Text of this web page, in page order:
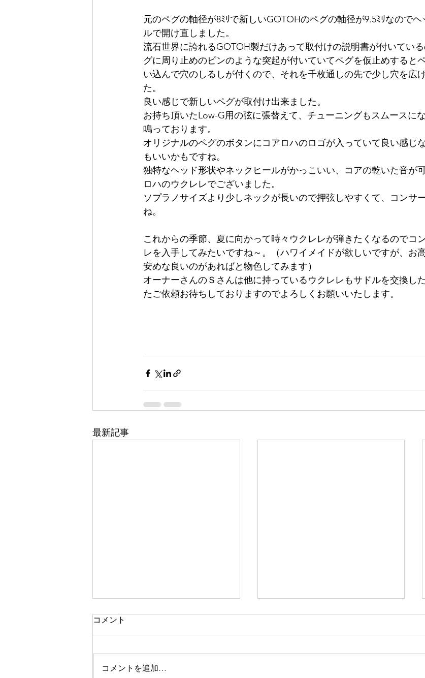
元のペグの軸径が8ﾐﾘで新しいGOTOHのペグの軸径が9.5ﾐﾘなので
ルで開け直しました。
流石世界に誇れるGOTOH製だけあって取付けの説明書が付いてい
グに周り止めのピンのような突起が付いていてペグを仮止めすると
い込んで穴のしるしが付くので、それを千枚通しの先で少し穴を広
た。
良い感じで新しいペグが取付け出来ました。
お持ち頂いたLow-G用の弦に張替えて、チューニングもスムースに
鳴っております。
オリジナルのペグのボタンにコアロハのロゴが入っていて良い感じ
もいいかもですね。
独特なヘッド形状やネックヒールがかっこいい、コアの乾いた音が
ロハのウクレレでございました。
ソプラノサイズより少しネックが長いので押弦しやすくて、コンサ
ね。
これからの季節、夏に向かって時々ウクレレが弾きたくなるのでコ
レを入手してみたいですね～。（ハワイメイドが欲しいですが、お
安めな良いのがあればと物色してみます）
オーナーさんのＳさんは他に持っているウクレレもサドルを交換し
たご依頼お待ちしておりますのでよろしくお願いいたします。
最新記事
コメント
コメントを追加…